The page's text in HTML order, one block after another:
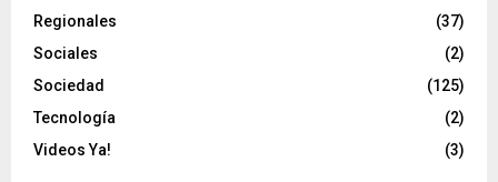
Regionales
(37)
Sociales
(2)
Sociedad
(125)
Tecnología
(2)
Videos Ya!
(3)